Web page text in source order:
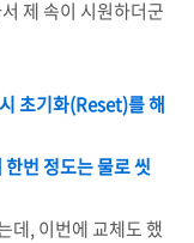
제 속이 시원하더군
초기화(Reset)를 해
번 정도는 물로 씻
데, 이번에 교체도 했